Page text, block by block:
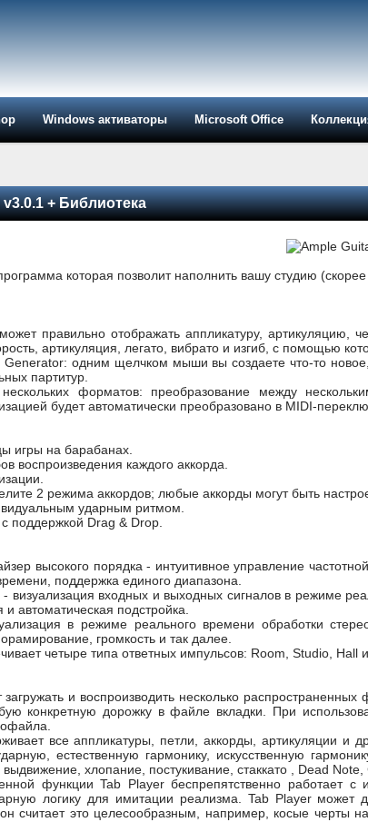
Windows активаторы Microsoft Office
+ Библиотека
которая позволит наполнить вашу студию
правильно отображать аппликатуру, артикуляцию,
артикуляция, легато, вибрато и изгиб, с помощью
одним щелчком мыши вы создаете что-то
партитур.
форматов: преобразование между
будет автоматически преобразовано в MIDI-
игры на барабанах.
воспроизведения каждого аккорда.
2 режима аккордов; любые аккорды могут быть
ударным ритмом.
поддержкой Drag & Drop.
высокого порядка - интуитивное управление
поддержка единого диапазона.
визуализация входных и выходных сигналов в режиме
автоматическая подстройка.
в режиме реального времени обработки
громкость и так далее.
четыре типа ответных импульсов: Room, Studio, Hall
и воспроизводить несколько
конкретную дорожку в файле вкладки. При
все аппликатуры, петли, аккорды, артикуляции и
естественную гармонику, искусственную
выдвижение, хлопание, постукивание, стаккато , Dead
функции Tab Player беспрепятственно работает
логику для имитации реализма. Tab Player может
он считает это целесообразным, например, косые черты